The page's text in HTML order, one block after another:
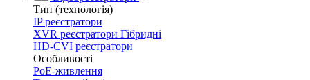
Тип (технологія)
IP реєстратори
XVR реєстратори Гібридні
HD-CVI реєстратори
Особливості
PoE-живлення